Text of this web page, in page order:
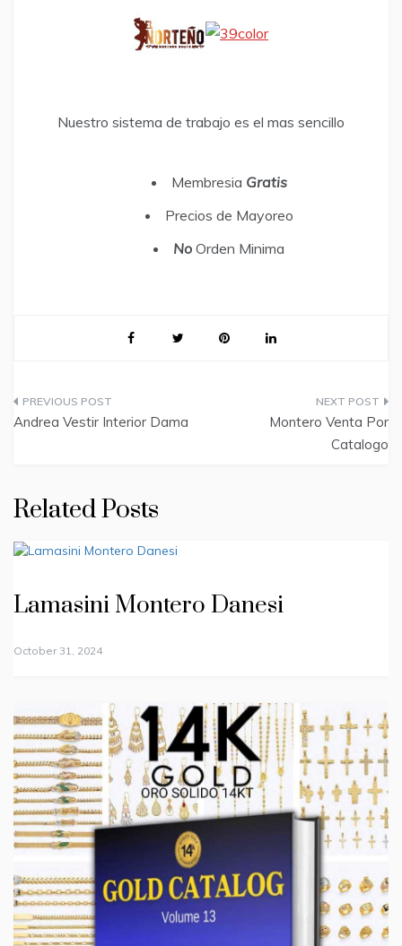
Nuestro sistema de trabajo es el mas sencillo
Membresia Gratis
Precios de Mayoreo
No Orden Minima
Post
Andrea Vestir Interior Dama
Montero Venta Por
Catalogo
Related Posts
Lamasini Montero Danesi
October 31, 2024